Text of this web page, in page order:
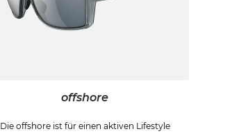
offshore
Die offshore ist für einen aktiven Lifestyle